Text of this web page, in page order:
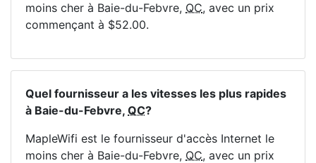
moins cher à Baie-du-Febvre, QC, avec un prix
commençant à $52.00.
Quel fournisseur a les vitesses les plus rapides
à Baie-du-Febvre, QC?
MapleWifi est le fournisseur d'accès Internet le
moins cher à Baie-du-Febvre, QC, avec un prix